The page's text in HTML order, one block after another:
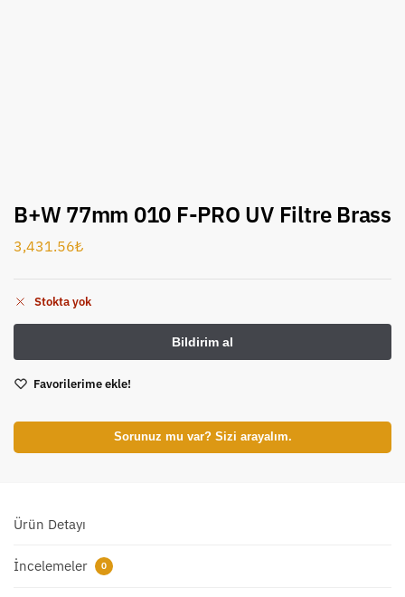
B+W 77mm 010 F-PRO UV Filtre Brass
3,431.56₺
Stokta yok
Favorilerime ekle!
Sorunuz mu var? Sizi arayalım.
Ürün Detayı
İncelemeler 0